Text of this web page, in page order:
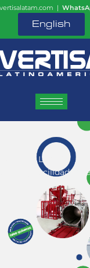
|
English
H (1102 Lbs/H)
y facilidades